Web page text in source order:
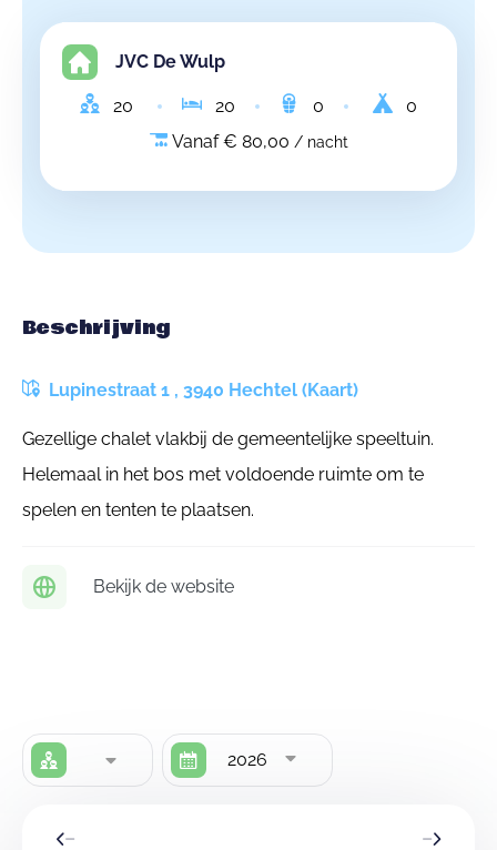
JVC De Wulp
20 20 0
0
Vanaf € 80,00 / nacht
Beschrijving
Lupinestraat 1 , 3940 Hechtel (Kaart)
Gezellige chalet vlakbij de gemeentelijke speeltuin.
Helemaal in het bos met voldoende ruimte om te
spelen en tenten te plaatsen.
Bekijk de website
2026